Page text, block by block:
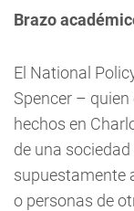
Brazo
El National
Spencer –
hechos en
de una
supuestamente
o personas de